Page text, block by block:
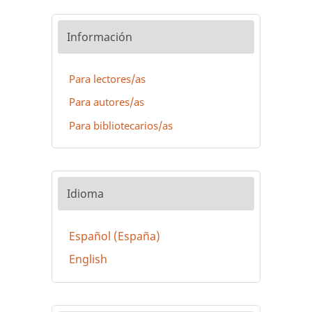
Información
Para lectores/as
Para autores/as
Para bibliotecarios/as
Idioma
Español (España)
English